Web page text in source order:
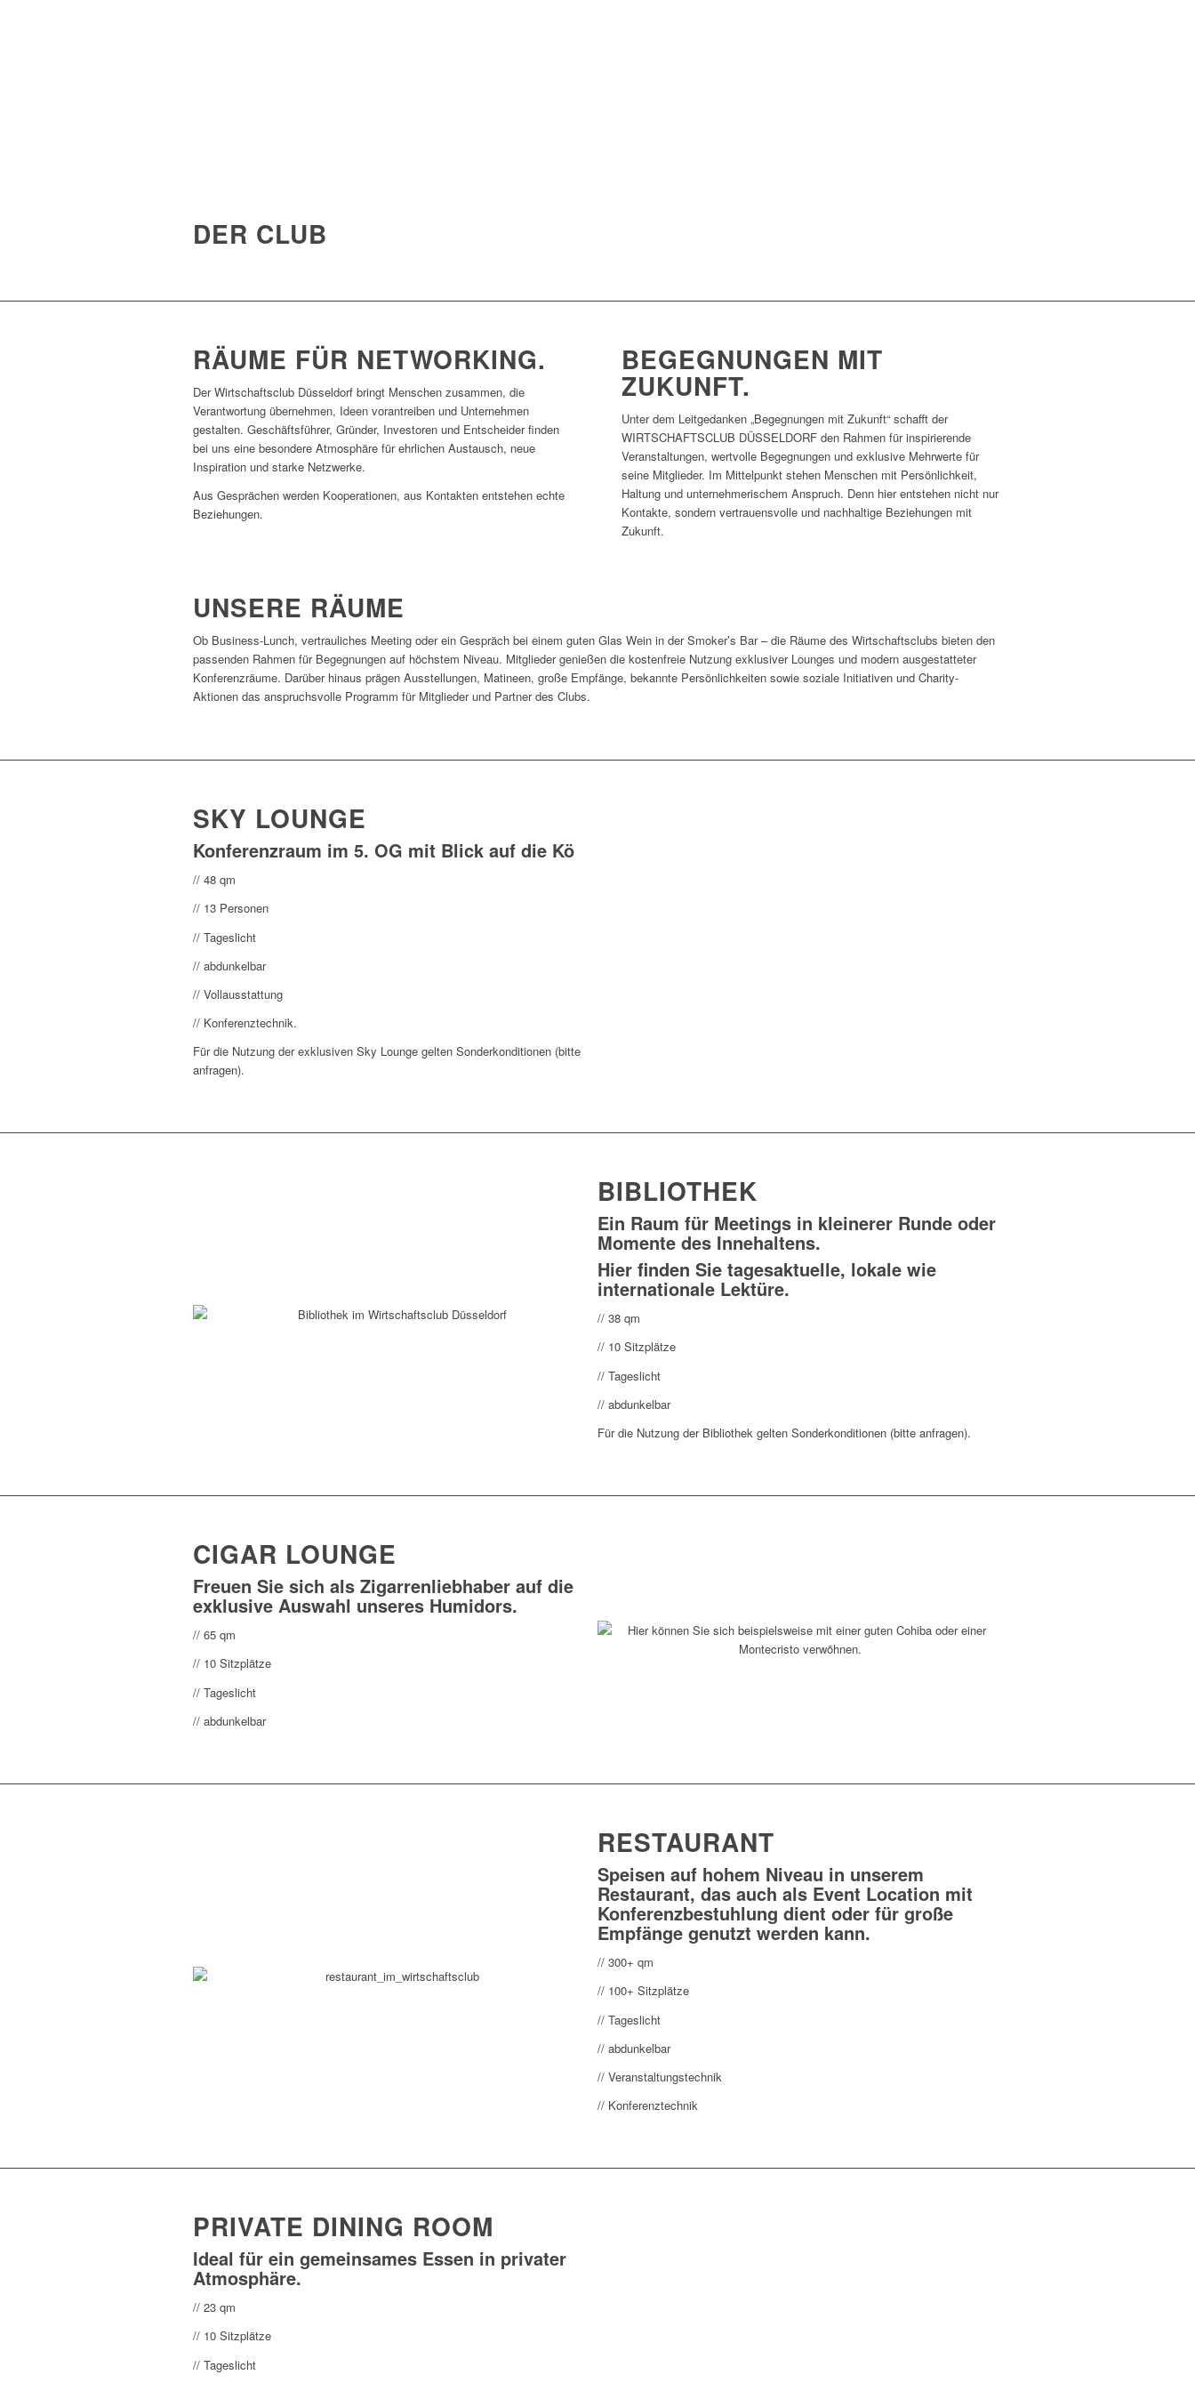
DER CLUB
RÄUME FÜR NETWORKING.
Der Wirtschaftsclub Düsseldorf bringt Menschen zusammen, die
Verantwortung übernehmen, Ideen vorantreiben und Unternehmen
gestalten. Geschäftsführer, Gründer, Investoren und Entscheider finden
bei uns eine besondere Atmosphäre für ehrlichen Austausch, neue
Inspiration und starke Netzwerke.
Aus Gesprächen werden Kooperationen, aus Kontakten entstehen echte
Beziehungen.
BEGEGNUNGEN MIT
ZUKUNFT.
Unter dem Leitgedanken „Begegnungen mit Zukunft“ schafft der
WIRTSCHAFTSCLUB DÜSSELDORF den Rahmen für inspirierende
Veranstaltungen, wertvolle Begegnungen und exklusive Mehrwerte für
seine Mitglieder. Im Mittelpunkt stehen Menschen mit Persönlichkeit,
Haltung und unternehmerischem Anspruch. Denn hier entstehen nicht nur
Kontakte, sondern vertrauensvolle und nachhaltige Beziehungen mit
Zukunft.
UNSERE RÄUME
Ob Business-Lunch, vertrauliches Meeting oder ein Gespräch bei einem guten Glas Wein in der Smoker’s Bar – die Räume des Wirtschaftsclubs bieten den
passenden Rahmen für Begegnungen auf höchstem Niveau. Mitglieder genießen die kostenfreie Nutzung exklusiver Lounges und modern ausgestatteter
Konferenzräume. Darüber hinaus prägen Ausstellungen, Matineen, große Empfänge, bekannte Persönlichkeiten sowie soziale Initiativen und Charity-
Aktionen das anspruchsvolle Programm für Mitglieder und Partner des Clubs.
SKY LOUNGE
Konferenzraum im 5. OG mit Blick auf die Kö
// 48 qm
// 13 Personen
// Tageslicht
// abdunkelbar
// Vollausstattung
// Konferenztechnik.
Für die Nutzung der exklusiven Sky Lounge gelten Sonderkonditionen (bitte
anfragen).
BIBLIOTHEK
Ein Raum für Meetings in kleinerer Runde oder
Momente des Innehaltens.
Hier finden Sie tagesaktuelle, lokale wie
internationale Lektüre.
// 38 qm
// 10 Sitzplätze
// Tageslicht
// abdunkelbar
Für die Nutzung der Bibliothek gelten Sonderkonditionen (bitte anfragen).
CIGAR LOUNGE
Freuen Sie sich als Zigarrenliebhaber auf die
exklusive Auswahl unseres Humidors.
// 65 qm
// 10 Sitzplätze
// Tageslicht
// abdunkelbar
RESTAURANT
Speisen auf hohem Niveau in unserem
Restaurant, das auch als Event Location mit
Konferenzbestuhlung dient oder für große
Empfänge genutzt werden kann.
// 300+ qm
// 100+ Sitzplätze
// Tageslicht
// abdunkelbar
// Veranstaltungstechnik
// Konferenztechnik
PRIVATE DINING ROOM
Ideal für ein gemeinsames Essen in privater
Atmosphäre.
// 23 qm
// 10 Sitzplätze
// Tageslicht